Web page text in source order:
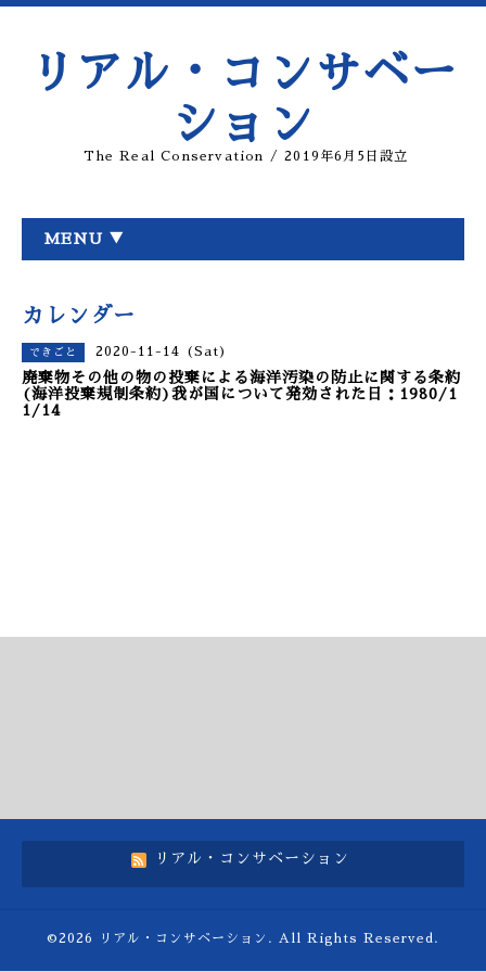
リアル・コンサベー
ション
The Real Conservation / 2019年6月5日設立
MENU ▼
カレンダー
できごと 2020-11-14 (Sat)
廃棄物その他の物の投棄による海洋汚染の防止に関する条約
(海洋投棄規制条約)我が国について発効された日：1980/1
1/14
リアル・コンサベーション
©2026 リアル・コンサベーション . All Rights Reserved.